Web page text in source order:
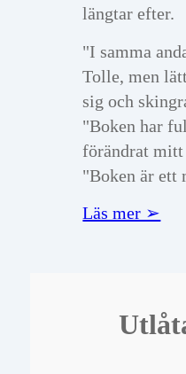
längtar efter.
"I samma
Tolle, men
sig och
"Boken har
förändrat
"Boken är ett
Läs mer ➢